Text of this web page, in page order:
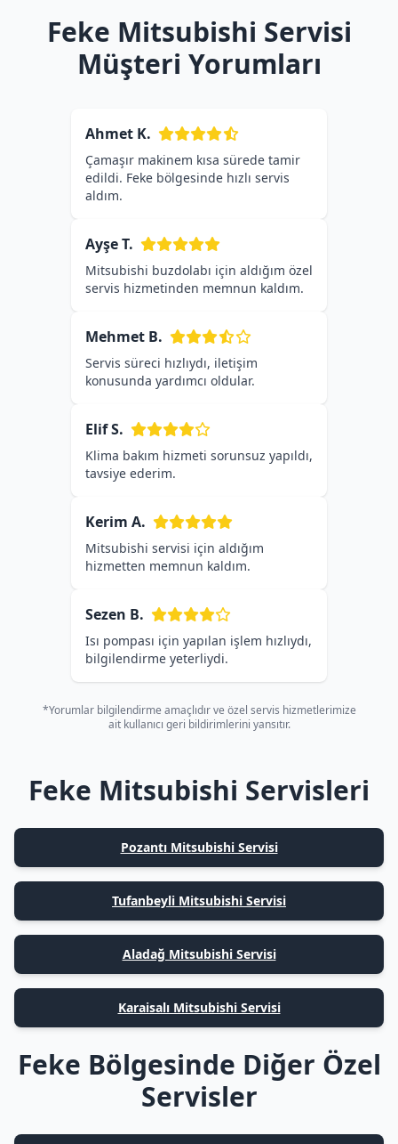
Feke Mitsubishi Servisi
Müşteri Yorumları
Ahmet K.
Çamaşır makinem kısa sürede tamir
edildi. Feke bölgesinde hızlı servis
aldım.
Ayşe T.
Mitsubishi buzdolabı için aldığım özel
servis hizmetinden memnun kaldım.
Mehmet B.
Servis süreci hızlıydı, iletişim
konusunda yardımcı oldular.
Elif S.
Klima bakım hizmeti sorunsuz yapıldı,
tavsiye ederim.
Kerim A.
Mitsubishi servisi için aldığım
hizmetten memnun kaldım.
Sezen B.
Isı pompası için yapılan işlem hızlıydı,
bilgilendirme yeterliydi.
*Yorumlar bilgilendirme amaçlıdır ve özel servis hizmetlerimize
ait kullanıcı geri bildirimlerini yansıtır.
Feke Mitsubishi Servisleri
Pozantı Mitsubishi Servisi
Tufanbeyli Mitsubishi Servisi
Aladağ Mitsubishi Servisi
Karaisalı Mitsubishi Servisi
Feke Bölgesinde Diğer Özel
Servisler